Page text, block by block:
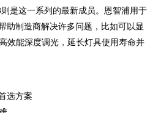
是这一系列的最新成员。恩智浦用于
助制造商解决许多问题，比如可以显
效能深度调光，延长灯具使用寿命并
选方案